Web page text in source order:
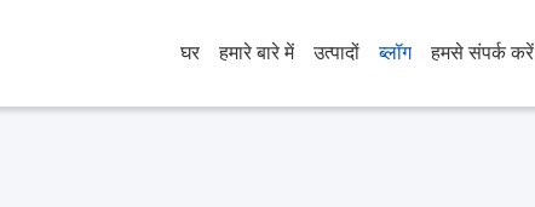
घर हमारे बारे में उत्पादों ब्लॉग हमसे संपर्क करें